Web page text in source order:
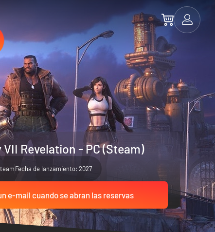
Revelation - PC (Steam)
Fecha de lanzamiento: 2027
e-mail cuando se abran las reservas